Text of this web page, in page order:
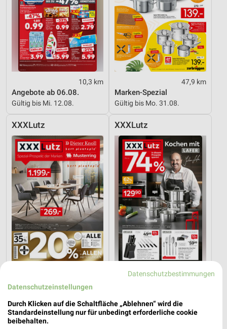
10,3 km
Angebote ab 06.08.
Gültig bis Mi. 12.08.
47,9 km
Marken-Spezial
Gültig bis Mo. 31.08.
XXXLutz XXXLutz
18,3 km
Zurbrüggen XXXLutz
Datenschutzbestimmungen
Datenschutzeinstellungen
Durch Klicken auf die Schaltfläche „Ablehnen“ wird die
Standardeinstellung nur für unbedingt erforderliche cookie
beibehalten.